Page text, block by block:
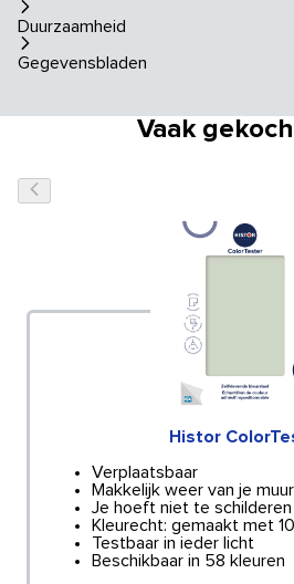
Duurzaamheid
Gegevensbladen
Vaak
Histor
Verplaatsbaar
Makkelijk weer van je
Je hoeft niet te schilderen
Kleurecht: gemaakt met
Testbaar in ieder licht
Beschikbaar in 58 kleuren